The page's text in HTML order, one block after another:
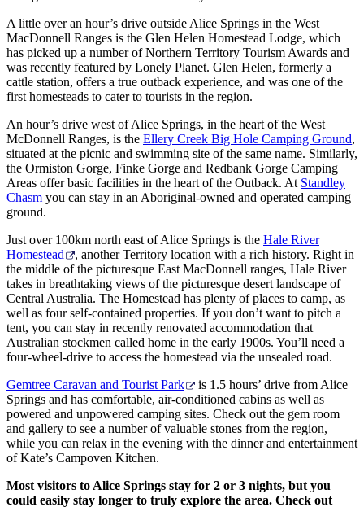
A little over an hour’s drive outside Alice Springs in the West
MacDonnell Ranges is the Glen Helen Homestead Lodge, which
has picked up a number of Northern Territory Tourism Awards and
was recently featured by Lonely Planet. Glen Helen, formerly a
cattle station, offers a true outback experience, and was one of the
first homesteads to cater to tourists in the region.
An hour’s drive west of Alice Springs, in the heart of the West
McDonnell Ranges, is the Ellery Creek Big Hole Camping Ground,
situated at the picnic and swimming site of the same name. Similarly,
the Ormiston Gorge, Finke Gorge and Redbank Gorge Camping
Areas offer basic facilities in the heart of the Outback. At Standley
Chasm you can stay in an Aboriginal-owned and operated camping
ground.
Just over 100km north east of Alice Springs is the Hale River
Homestead
, another Territory location with a rich history. Right in
the middle of the picturesque East MacDonnell ranges, Hale River
takes in breathtaking views of the picturesque desert landscape of
Central Australia. The Homestead has plenty of places to camp, as
well as four self-contained properties. If you don’t want to pitch a
tent, you can stay in recently renovated accommodation that
Australian stockmen called home in the early 1900s. You’ll need a
four-wheel-drive to access the homestead via the unsealed road.
Gemtree Caravan and Tourist Park
is 1.5 hours’ drive from Alice
Springs and has comfortable, air-conditioned cabins as well as
powered and unpowered camping sites. Check out the gem room
and gallery to see a number of valuable stones from the region,
while you can relax in the evening with the dinner and entertainment
of Kate’s Campoven Kitchen.
Most visitors to Alice Springs stay for 2 or 3 nights, but you
could easily stay longer to truly explore the area. Check out